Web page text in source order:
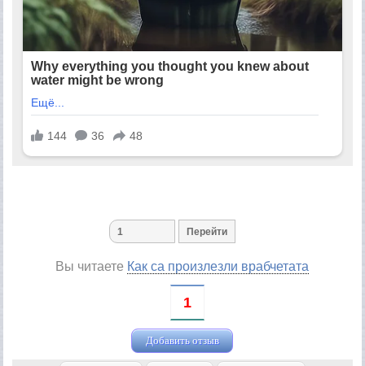
Вы читаете Как са произлезли врабчетата
1
Добавить отзыв